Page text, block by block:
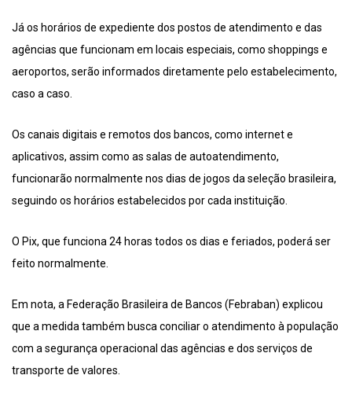
Já os horários de expediente dos postos de atendimento e das
agências que funcionam em locais especiais, como shoppings e
aeroportos, serão informados diretamente pelo estabelecimento,
caso a caso.
Os canais digitais e remotos dos bancos, como internet e
aplicativos, assim como as salas de autoatendimento,
funcionarão normalmente nos dias de jogos da seleção brasileira,
seguindo os horários estabelecidos por cada instituição.
O Pix, que funciona 24 horas todos os dias e feriados, poderá ser
feito normalmente.
Em nota, a Federação Brasileira de Bancos (Febraban) explicou
que a medida também busca conciliar o atendimento à população
com a segurança operacional das agências e dos serviços de
transporte de valores.